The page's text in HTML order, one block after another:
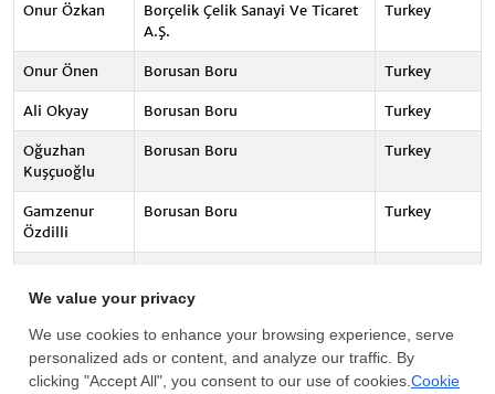
Onur Özkan
Borçelik Çelik Sanayi Ve Ticaret
A.Ş.
Turkey
Onur Önen Borusan Boru Turkey
Ali Okyay Borusan Boru Turkey
Oğuzhan
Kuşçuoğlu
Borusan Boru Turkey
Gamzenur
Özdilli
Borusan Boru Turkey
Altuğ Balamir Borusan Boru
Tolga
Taşdemir
Borusan Lojistik Turkey